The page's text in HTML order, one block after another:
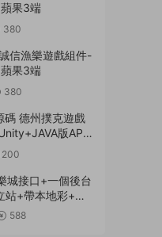
果3端
380
信漁樂遊戲組件-
果3端
380
碼 德州撲克遊戲
版APP
英繁三語言+帶
倉/完美運行
城接口+一個後台
站+帶本地彩+一
588